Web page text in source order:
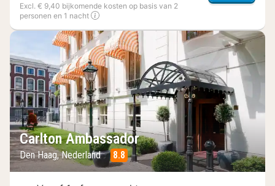
Excl. € 9,40 bijkomende kosten op basis van 2
personen en 1 nacht
Carlton Ambassador
Den Haag, Nederland 8.8